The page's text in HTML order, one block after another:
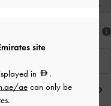
35
ملاحظات المحرر
site
in
.
ae can only be